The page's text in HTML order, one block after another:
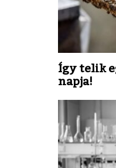
Így telik
napja!